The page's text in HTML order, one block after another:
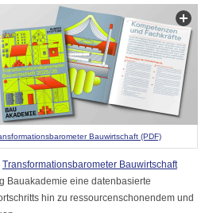
Bauwirtschaft (PDF)
Transformationsbarometer Bauwirtschaft
Bauakademie eine datenbasierte
hin zu ressourcenschonendem und